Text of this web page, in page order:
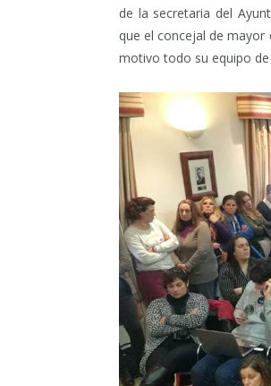
de la secretaria del
que el concejal de mayor
motivo todo su equipo